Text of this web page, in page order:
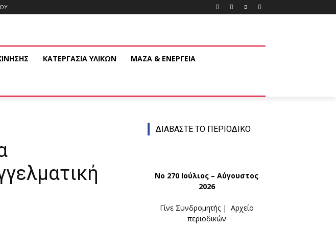
ΚΑΤΕΡΓΑΣΙΑ ΥΛΙΚΩΝ ΜΑΖΑ & ΕΝΕΡΓΕΙΑ
ΔΙΑΒΑΣΤΕ ΤΟ ΠΕΡΙΟΔΙΚΟ
Νο 270 Ιούλιος – Αύγουστος
2026
Γίνε Συνδρομητής| Αρχείο
περιοδικών